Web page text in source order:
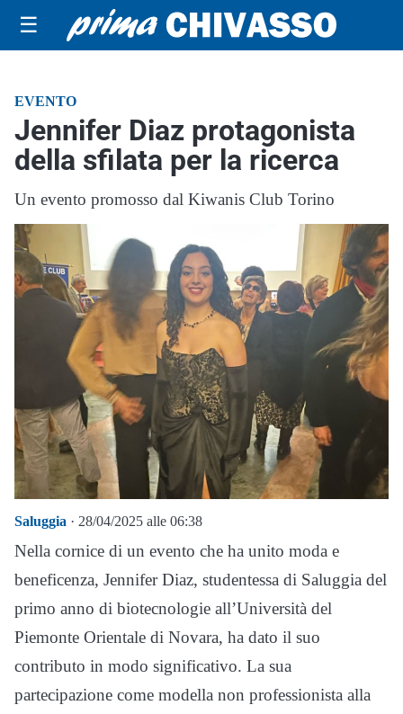
☰
EVENTO
Jennifer Diaz protagonista
della sfilata per la ricerca
Un evento promosso dal Kiwanis Club Torino
Saluggia · 28/04/2025 alle 06:38
Nella cornice di un evento che ha unito moda e
beneficenza, Jennifer Diaz, studentessa di Saluggia del
primo anno di biotecnologie all’Università del
Piemonte Orientale di Novara, ha dato il suo
contributo in modo significativo. La sua
partecipazione come modella non professionista alla